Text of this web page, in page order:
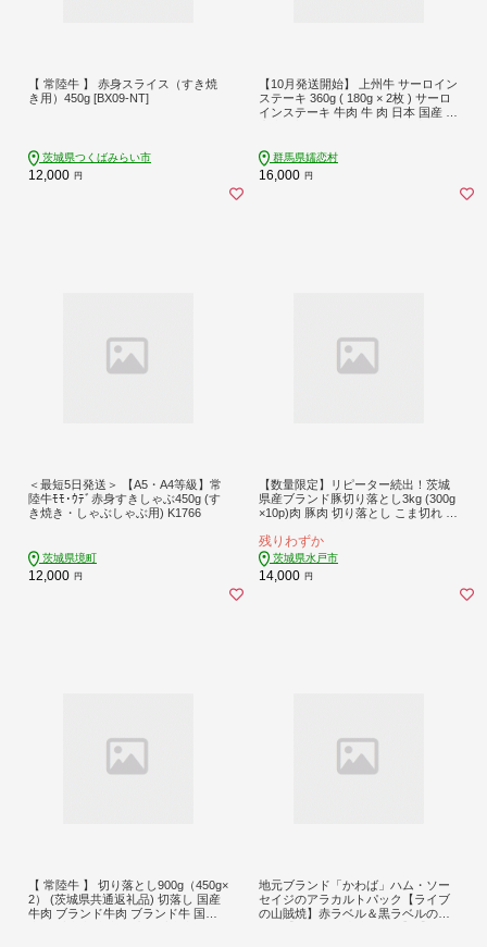
【 常陸牛 】 赤身スライス（すき焼
き用）450g [BX09-NT]
茨城県つくばみらい市
12,000 円
【10月発送開始】 上州牛 サーロイン
ステーキ 360g ( 180g × 2枚 ) サーロ
インステーキ 牛肉 牛 肉 日本 国産 国
ベキュー BBQ 鉄板焼き 贈答 ギフト
クリスマス お正月 [AH012tu]
群馬県嬬恋村
16,000 円
＜最短5日発送＞ 【A5・A4等級】常
陸牛ﾓﾓ･ｳﾃﾞ赤身すきしゃぶ450g (す
き焼き・しゃぶしゃぶ用) K1766
茨城県境町
12,000 円
【数量限定】リピーター続出！茨城
県産ブランド豚切り落とし3kg (300g
×10p)肉 豚肉 切り落とし こま切れ 小
産 茨城県産 産地直送 肩ロース ウデ
モモ バラ 高評価 人気 内田本店 茨城
県 水戸市（EC-20）
残りわずか
茨城県水戸市
14,000 円
【 常陸牛 】 切り落とし900g（450g×
2） (茨城県共通返礼品) 切落し 国産
牛肉 ブランド牛肉 ブランド牛 国産
地元ブランド「かわば」ハム・ソー
セイジのアラカルトパック【ライブ
の山賊焼】赤ラベル＆黒ラベルのセ